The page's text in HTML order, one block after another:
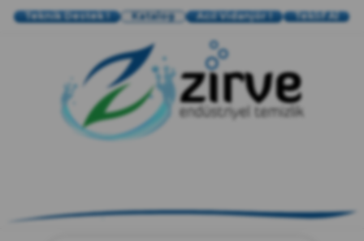
Teknik Destek ! Katalog Acil Vidanjör ! Teklif Al